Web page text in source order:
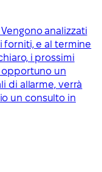
analizzati
forniti, e al termine
i prossimi
opportuno un
di allarme, verrà
un consulto in